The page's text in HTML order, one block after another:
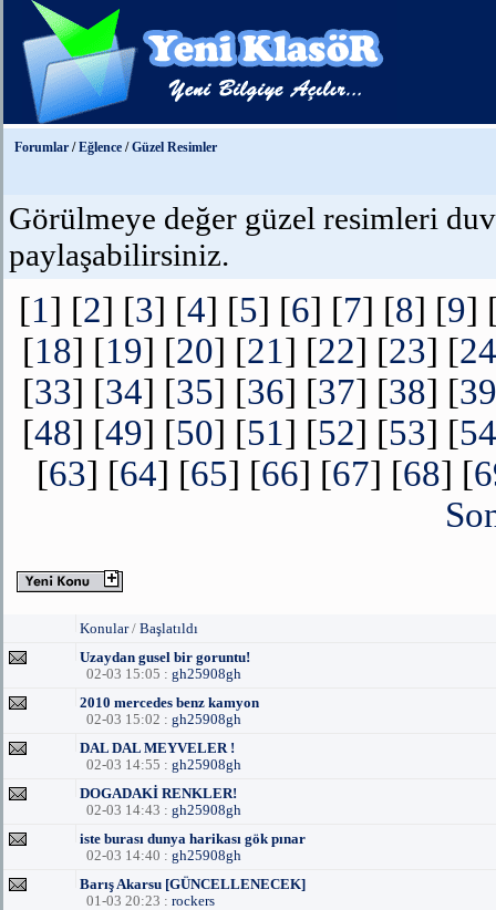
Forumlar /Eğlence /Güzel Resimler
Görülmeye değer güzel resimleri
paylaşabilirsiniz.
[1] [2] [3] [4] [5] [6] [7] [8] [9]
[18] [19] [20] [21] [22] [23] [24
[33] [34] [35] [36] [37] [38] [39
[48] [49] [50] [51] [52] [53] [54
[63] [64] [65] [66] [67] [68] [
Konular/ Başlatıldı
Uzaydan gusel bir goruntu!
02-03 15:05 : gh25908gh
2010 mercedes benz kamyon
02-03 15:02 : gh25908gh
DAL DAL MEYVELER !
02-03 14:55 : gh25908gh
DOGADAKİ RENKLER!
02-03 14:43 : gh25908gh
iste burası dunya harikası gök pınar
02-03 14:40 : gh25908gh
Barış Akarsu [GÜNCELLENECEK]
01-03 20:23 : rockers